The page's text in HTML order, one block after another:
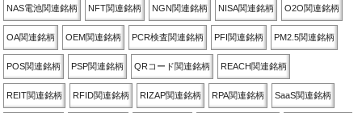
NAS電池関連銘柄 NFT関連銘柄 NGN関連銘柄 NISA関連銘柄 O2O関連銘柄
OA関連銘柄 OEM関連銘柄 PCR検査関連銘柄 PFI関連銘柄 PM2.5関連銘柄
POS関連銘柄 PSP関連銘柄 QRコード関連銘柄 REACH関連銘柄
REIT関連銘柄 RFID関連銘柄 RIZAP関連銘柄 RPA関連銘柄 SaaS関連銘柄